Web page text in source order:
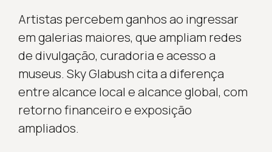
Artistas percebem ganhos ao ingressar
em galerias maiores, que ampliam redes
de divulgação, curadoria e acesso a
museus. Sky Glabush cita a diferença
entre alcance local e alcance global, com
retorno financeiro e exposição
ampliados.